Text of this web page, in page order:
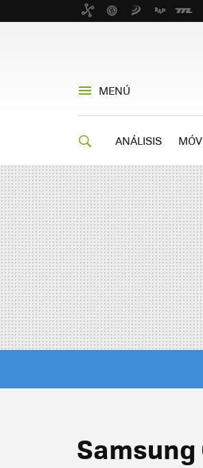
MENÚ
ANÁLISIS
Samsung